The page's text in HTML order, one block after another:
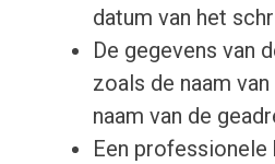
datum van het
De gegevens van
zoals de naam
naam van de
Een